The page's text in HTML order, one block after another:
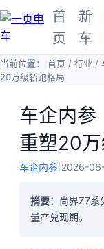
首
页
新
车
当前位置： 首页 / 行业 /
20万级轿跑格局
车企内参
重塑20
车企内参 2026-
摘要： 尚界Z7系
量产兑现期。